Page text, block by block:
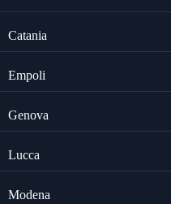
Catania
Empoli
Genova
Lucca
Modena